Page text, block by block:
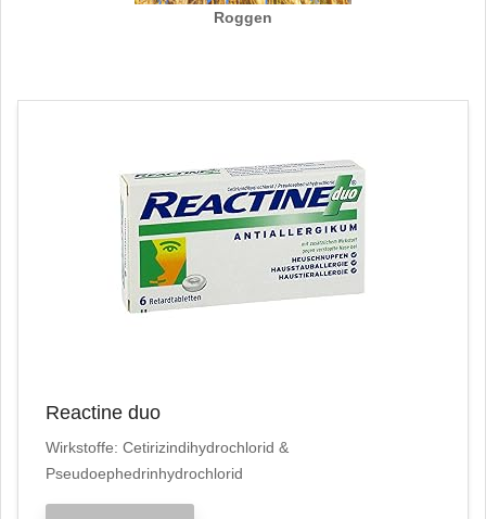
Roggen
Reactine duo
Wirkstoffe: Cetirizindihydrochlorid &
Pseudoephedrinhydrochlorid